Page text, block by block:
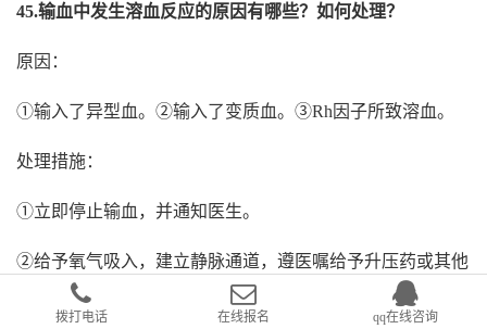
45.输血中发生溶血反应的原因有哪些？如何处理？
原因：
①输入了异型血。②输入了变质血。③Rh因子所致溶血。
处理措施：
①立即停止输血，并通知医生。
②给予氧气吸入，建立静脉通道，遵医嘱给予升压药或其他
药物治疗。
拨打电话 在线报名 qq在线咨询